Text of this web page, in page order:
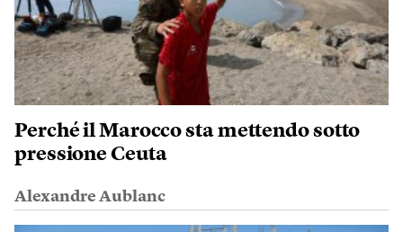
Perché il Marocco sta mettendo sotto
pressione Ceuta
Alexandre Aublanc